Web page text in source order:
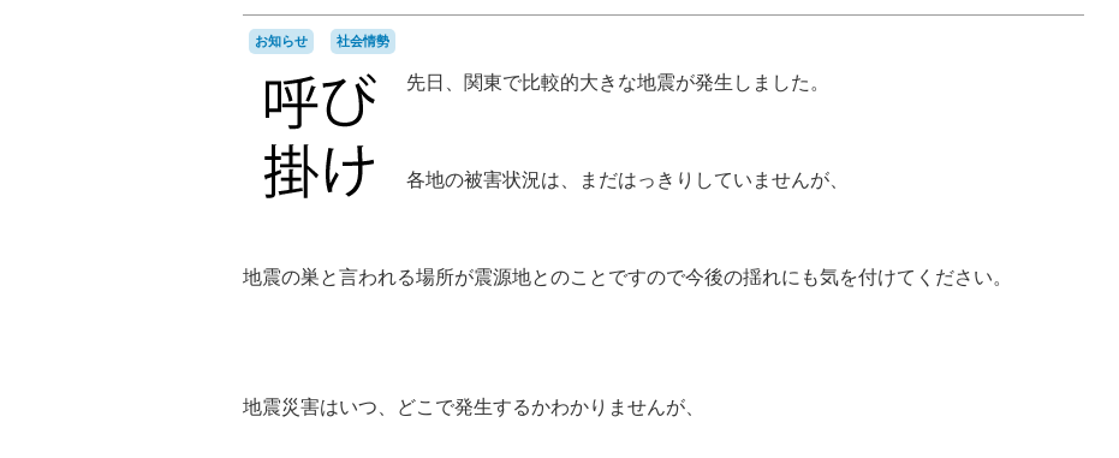
お知らせ 社会情勢
先日、関東で比較的大きな地震が発生しました。
各地の被害状況は、まだはっきりしていませんが、
地震の巣と言われる場所が震源地とのことですので今後の揺れにも気を付けてください。
地震災害はいつ、どこで発生するかわかりませんが、